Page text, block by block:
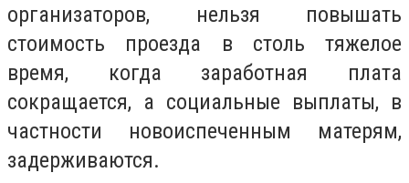
организаторов, нельзя повышать
стоимость проезда в столь тяжелое
время, когда заработная плата
сокращается, а социальные выплаты, в
частности новоиспеченным матерям,
задерживаются.